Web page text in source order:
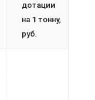
дотации
на 1 тонну,
руб.